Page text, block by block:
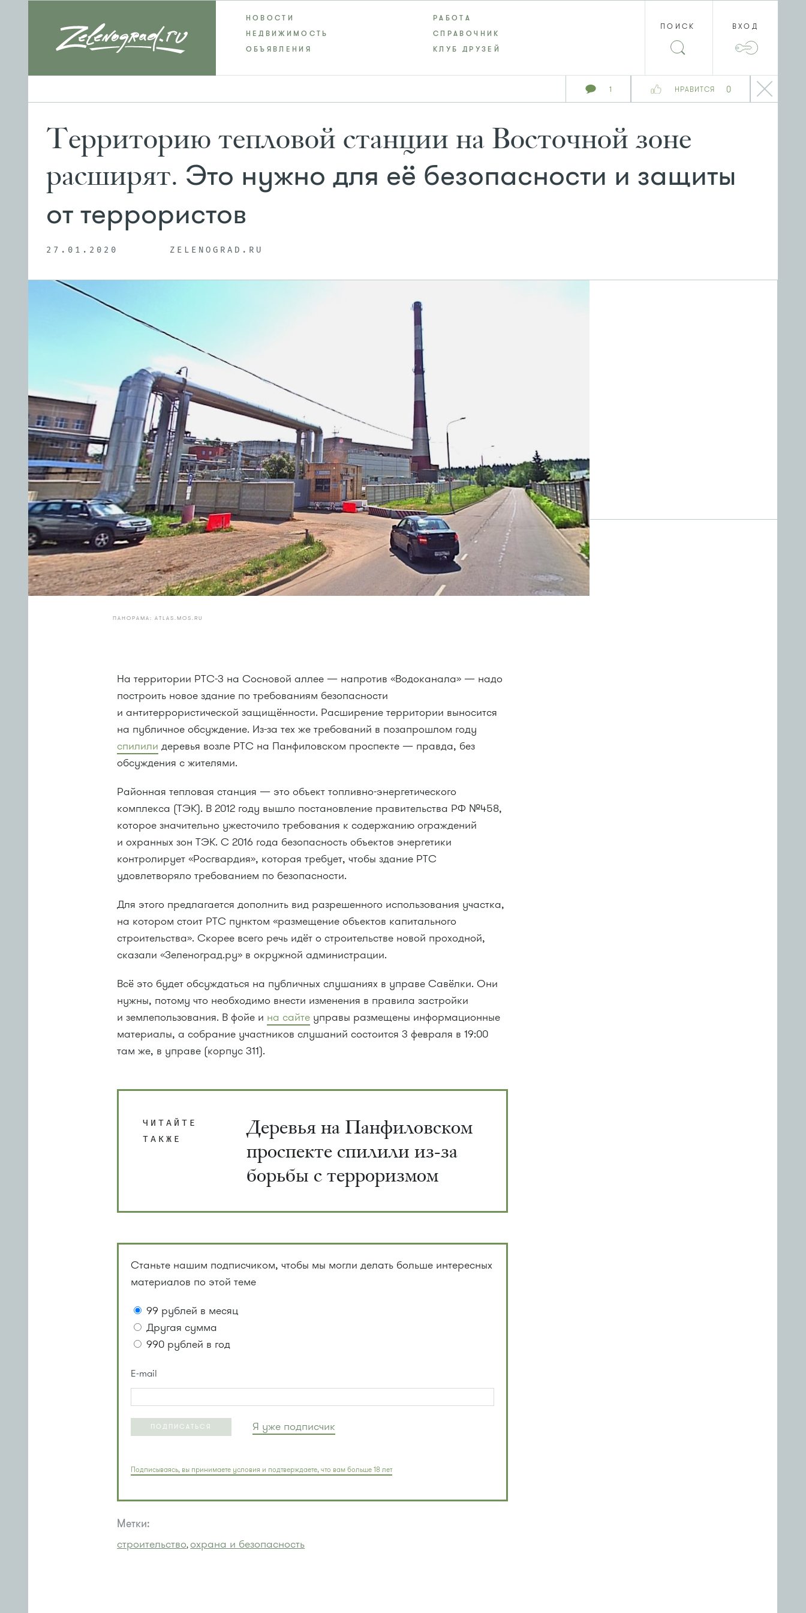
1 НРАВИТСЯ 0
НОВОСТИ
РАБОТА
НЕДВИЖИМОСТЬ
СПРАВОЧНИК
ОБЪЯВЛЕНИЯ
КЛУБ ДРУЗЕЙ
ПОИСК ВХОД
Территорию тепловой станции на Восточной зоне
расширят. Это нужно для её безопасности и защиты
от террористов
27.01.2020 ZELENOGRAD.RU
ПАНОРАМА: ATLAS.MOS.RU
На территории РТС-3 на Сосновой аллее — напротив «Водоканала» — надо
построить новое здание по требованиям безопасности
и антитеррористической защищённости. Расширение территории выносится
на публичное обсуждение. Из-за тех же требований в позапрошлом году
спилили деревья возле РТС на Панфиловском проспекте — правда, без
обсуждения с жителями.
Районная тепловая станция — это объект топливно-энергетического
комплекса (ТЭК). В 2012 году вышло постановление правительства РФ №458,
которое значительно ужесточило требования к содержанию ограждений
и охранных зон ТЭК. С 2016 года безопасность объектов энергетики
контролирует «Росгвардия», которая требует, чтобы здание РТС
удовлетворяло требованием по безопасности.
Для этого предлагается дополнить вид разрешенного использования участка,
на котором стоит РТС пунктом «размещение объектов капитального
строительства». Скорее всего речь идёт о строительстве новой проходной,
сказали «Зеленоград.ру» в окружной администрации.
Всё это будет обсуждаться на публичных слушаниях в управе Савёлки. Они
нужны, потому что необходимо внести изменения в правила застройки
и землепользования. В фойе и на сайте управы размещены информационные
материалы, а собрание участников слушаний состоится 3 февраля в 19:00
там же, в управе (корпус 311).
ЧИТАЙТЕ
ТАКЖЕ
Деревья на Панфиловском
проспекте спилили из-за
борьбы с терроризмом
Станьте нашим подписчиком, чтобы мы могли делать больше интересных
материалов по этой теме
99 рублей в месяц
Другая сумма
990 рублей в год
E-mail
ПОДПИСАТЬСЯ Я уже подписчик
Подписываясь, вы принимаете условия и подтверждаете, что вам больше 18 лет
Метки:
строительство,охрана и безопасность